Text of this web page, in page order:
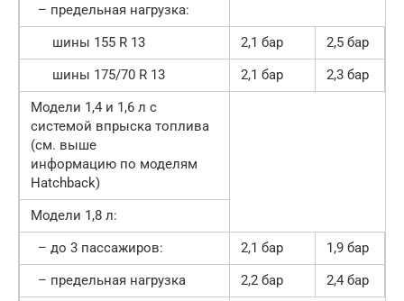
– предельная нагрузка:
шины 155 R 13
2,1 бар
2,5 бар
шины 175/70 R 13
2,1 бар
2,3 бар
Модели 1,4 и 1,6 л с
системой впрыска топлива
(см. выше
информацию по моделям
Hatchback)
Модели 1,8 л:
– до 3 пассажиров:
2,1 бар
1,9 бар
– предельная нагрузка
2,2 бар
2,4 бар